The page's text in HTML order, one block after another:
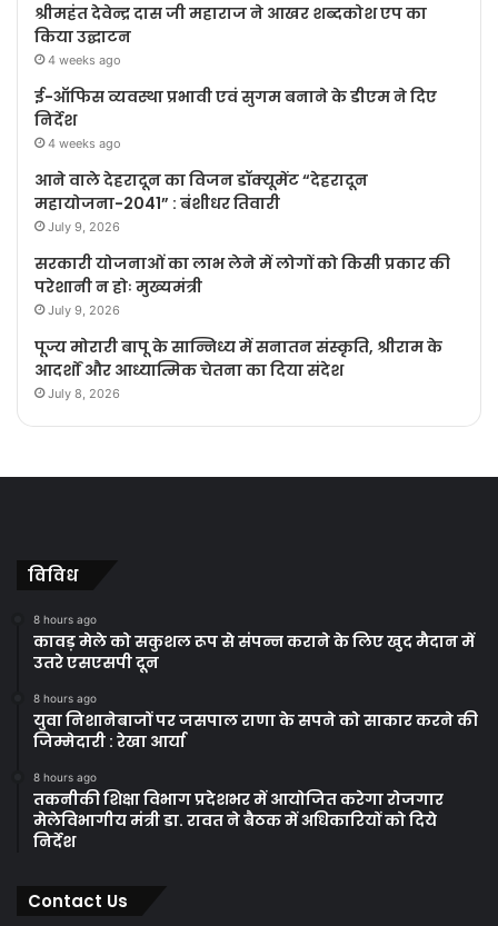
श्रीमहंत देवेन्द्र दास जी महाराज ने आखर शब्दकोश एप का
किया उद्घाटन
4 weeks ago
ई-ऑफिस व्यवस्था प्रभावी एवं सुगम बनाने के डीएम ने दिए
निर्देश
4 weeks ago
आने वाले देहरादून का विजन डॉक्यूमेंट “देहरादून
महायोजना-2041” : बंशीधर तिवारी
July 9, 2026
सरकारी योजनाओं का लाभ लेने में लोगों को किसी प्रकार की
परेशानी न होः मुख्यमंत्री
July 9, 2026
पूज्य मोरारी बापू के सान्निध्य में सनातन संस्कृति, श्रीराम के
आदर्शों और आध्यात्मिक चेतना का दिया संदेश
July 8, 2026
विविध
8 hours ago
कावड़ मेले को सकुशल रूप से संपन्न कराने के लिए खुद मैदान में
उतरे एसएसपी दून
8 hours ago
युवा निशानेबाजों पर जसपाल राणा के सपने को साकार करने की
जिम्मेदारी : रेखा आर्या
8 hours ago
तकनीकी शिक्षा विभाग प्रदेशभर में आयोजित करेगा रोजगार
मेलेविभागीय मंत्री डा. रावत ने बैठक में अधिकारियों को दिये
निर्देश
Contact Us